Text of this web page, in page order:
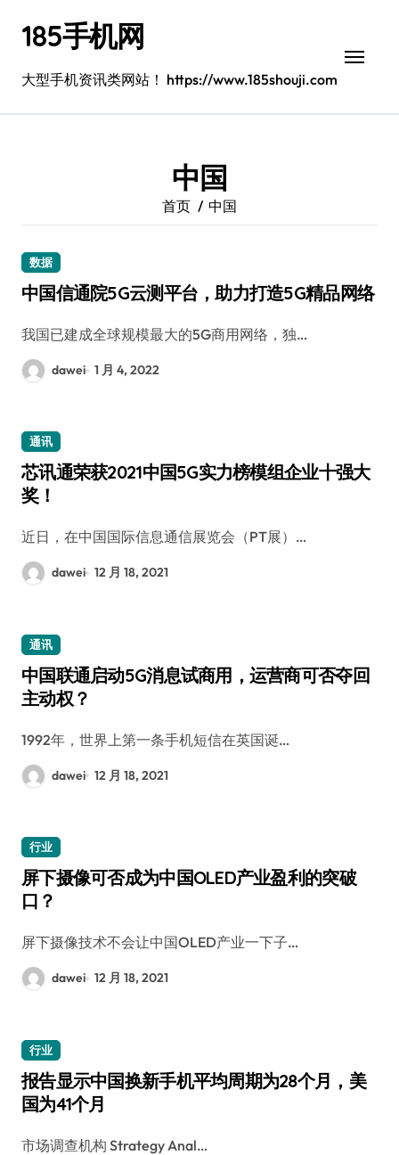
185手机网
大型手机资讯类网站！ https://www.185shouji.com
中国
首页 中国
数据
中国信通院5G云测平台，助力打造5G精品网络
我国已建成全球规模最大的5G商用网络，独…
dawei 1 月 4, 2022
通讯
芯讯通荣获2021中国5G实力榜模组企业十强大
奖！
近日，在中国国际信息通信展览会（PT展）…
dawei 12 月 18, 2021
通讯
中国联通启动5G消息试商用，运营商可否夺回
主动权？
1992年，世界上第一条手机短信在英国诞…
dawei 12 月 18, 2021
行业
屏下摄像可否成为中国OLED产业盈利的突破
口？
屏下摄像技术不会让中国OLED产业一下子…
dawei 12 月 18, 2021
行业
报告显示中国换新手机平均周期为28个月，美
国为41个月
市场调查机构 Strategy Anal…